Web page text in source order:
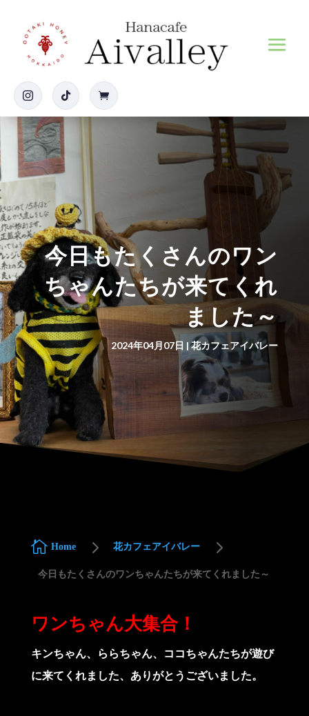
  
今日もたくさんのワン
ちゃんたちが来てくれ
ました～
2024年04月07日 |花カフェアイバレー
 Home 5 花カフェアイバレー 5
今日もたくさんのワンちゃんたちが来てくれました～
ワンちゃん大集合！
キンちゃん、ららちゃん、ココちゃんたちが遊び
に来てくれました、ありがとうございました。